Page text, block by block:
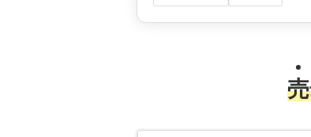
売